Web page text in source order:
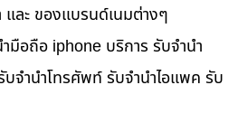
ละ ของแบรนด์เนมต่างๆ
มือถือ iphone บริการ รับจำนำ
จำนำโทรศัพท์ รับจำนำไอแพค รับ